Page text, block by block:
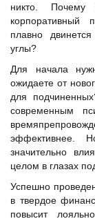
никто.
корпоративный
плавно
углы?
Для начала
ожидаете от
для
современным
эффективнее.
значительно
целом в глазах
Успешно
в твердое
повысит